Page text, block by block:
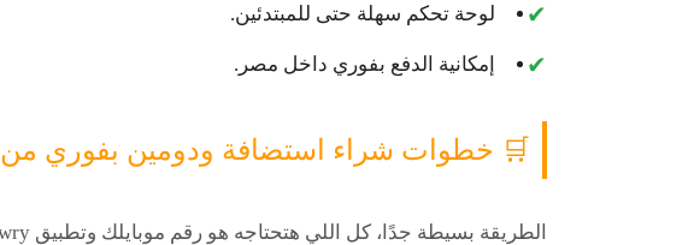
✔ لوحة تحكم سهلة حتى للمبتدئين.
✔ إمكانية الدفع بفوري داخل مصر.
🛒 خطوات شراء استضافة ودومين بفوري من Hostinger
الطريقة بسيطة جدًا، كل اللي هتحتاجه هو رقم موبايلك وتطبيق MyFawry أو منفذ فوري قريب منك